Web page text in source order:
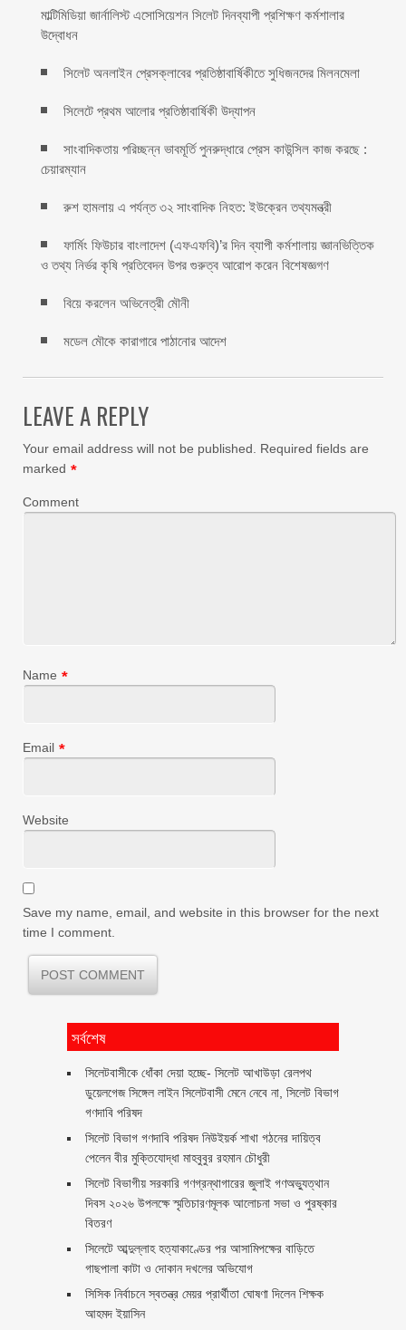
মাল্টিমিডিয়া জার্নালিস্ট এসোসিয়েশন সিলেট দিনব্যাপী প্রশিক্ষণ কর্মশালার
উদ্বোধন
সিলেট অনলাইন প্রেসক্লাবের প্রতিষ্ঠাবার্ষিকীতে সুধিজনদের মিলনমেলা
সিলেটে প্রথম আলোর প্রতিষ্ঠাবার্ষিকী উদ্যাপন
সাংবাদিকতায় পরিচ্ছন্ন ভাবমূর্তি পুনরুদ্ধারে প্রেস কাউন্সিল কাজ করছে :
চেয়ারম্যান
রুশ হামলায় এ পর্যন্ত ৩২ সাংবাদিক নিহত: ইউক্রেন তথ্যমন্ত্রী
ফার্মিং ফিউচার বাংলাদেশ (এফএফবি)’র দিন ব্যাপী কর্মশালায় জ্ঞানভিত্তিক
ও তথ্য নির্ভর কৃষি প্রতিবেদন উপর গুরুত্ব আরোপ করেন বিশেষজ্ঞগণ
বিয়ে করলেন অভিনেত্রী মৌনী
মডেল মৌকে কারাগারে পাঠানোর আদেশ
LEAVE A REPLY
Your email address will not be published.
Required fields are
marked *
Comment
Name *
Email *
Website
Save my name, email, and website in this browser for the next
time I comment.
সর্বশেষ
‎সিলেটবাসীকে ধোঁকা দেয়া হচ্ছে- সিলেট আখাউড়া রেলপথ
ডুয়েলগেজ সিঙ্গেল লাইন সিলেটবাসী মেনে নেবে না, সিলেট বিভাগ
গণদাবি পরিষদ
সিলেট বিভাগ গণদাবি পরিষদ নিউইয়র্ক শাখা গঠনের দায়িত্ব
পেলেন বীর মুক্তিযোদ্ধা মাহবুবুর রহমান চৌধুরী ‎ ‎
সিলেট বিভাগীয় সরকারি গণগ্রন্থাগারের জুলাই গণঅভ্যুত্থান
দিবস ২০২৬ উপলক্ষে স্মৃতিচারণমূলক আলোচনা সভা ও পুরষ্কার
বিতরণ ‎ ‎
সিলেটে আব্দুল্লাহ হত্যাকাণ্ডের পর আসামিপক্ষের বাড়িতে
গাছপালা কাটা ও দোকান দখলের অভিযোগ
সিসিক নির্বাচনে স্বতন্ত্র মেয়র প্রার্থীতা ঘোষণা দিলেন শিক্ষক
আহমদ ইয়াসিন